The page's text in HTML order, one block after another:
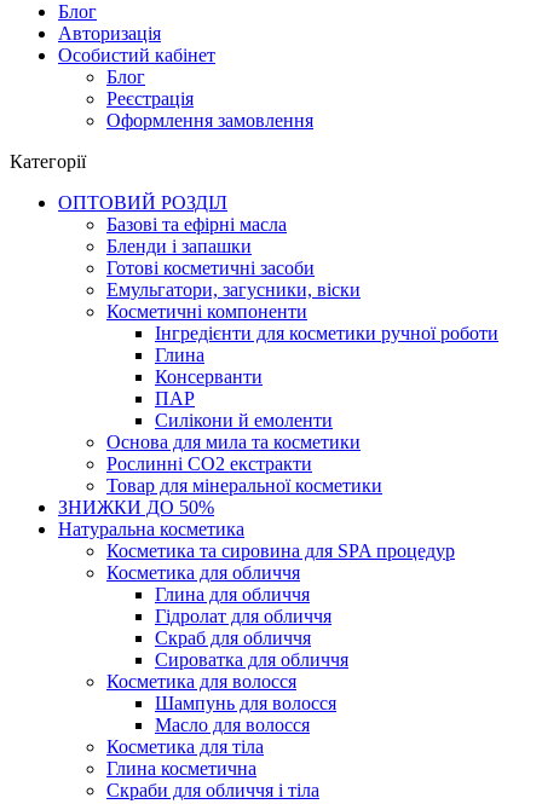
Блог
Авторизація
Особистий кабінет
Блог
Реєстрація
Оформлення замовлення
Категорії
ОПТОВИЙ РОЗДІЛ
Базові та ефірні масла
Бленди і запашки
Готові косметичні засоби
Емульгатори, загусники, віски
Косметичні компоненти
Інгредієнти для косметики ручної роботи
Глина
Консерванти
ПАР
Силікони й емоленти
Основа для мила та косметики
Рослинні СО2 екстракти
Товар для мінеральної косметики
ЗНИЖКИ ДО 50%
Натуральна косметика
Косметика та сировина для SPA процедур
Косметика для обличчя
Глина для обличчя
Гідролат для обличчя
Скраб для обличчя
Сироватка для обличчя
Косметика для волосся
Шампунь для волосся
Масло для волосся
Косметика для тіла
Глина косметична
Скраби для обличчя і тіла